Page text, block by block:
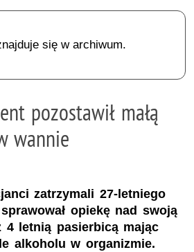
się w archiwum.
pozostawił małą
wannie
zatrzymali 27-letniego
opiekę nad swoją
4 letnią pasierbicą mając
alkoholu w organizmie.